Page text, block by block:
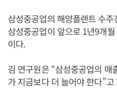
삼성중공업의 해양플랜트 수
삼성중공업이 앞으로 1년9개
이다.
김 연구원은 “삼성중공업의 매
가 지금보다 더 늘어야 한다”고